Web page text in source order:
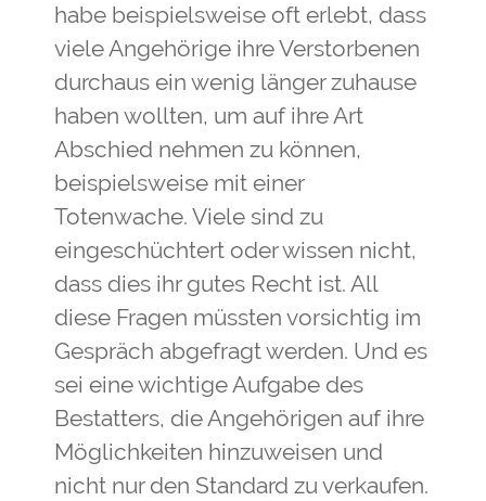
habe beispielsweise oft erlebt, dass
viele Angehörige ihre Verstorbenen
durchaus ein wenig länger zuhause
haben wollten, um auf ihre Art
Abschied nehmen zu können,
beispielsweise mit einer
Totenwache. Viele sind zu
eingeschüchtert oder wissen nicht,
dass dies ihr gutes Recht ist. All
diese Fragen müssten vorsichtig im
Gespräch abgefragt werden. Und es
sei eine wichtige Aufgabe des
Bestatters, die Angehörigen auf ihre
Möglichkeiten hinzuweisen und
nicht nur den Standard zu verkaufen.